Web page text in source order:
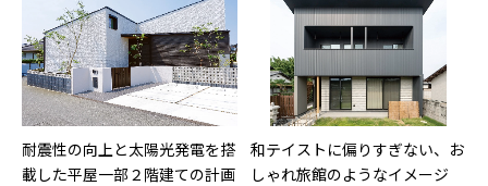
耐震性の向上と太陽光発電を搭
載した平屋一部２階建ての計画
和テイストに偏りすぎない、お
しゃれ旅館のようなイメージ